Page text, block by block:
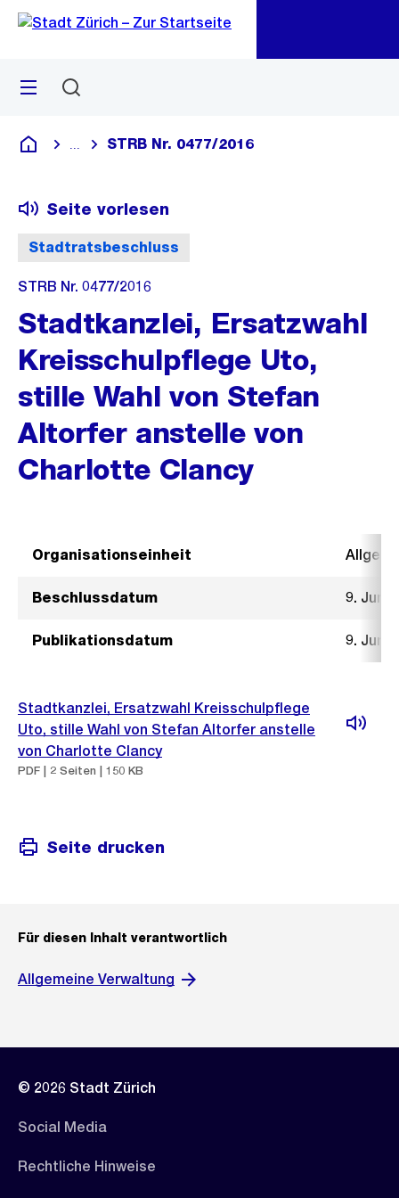
Navigation
Sprunglink
Menü
Deutsch
Blende alle Breadcrumbs ein
STRB Nr. 0477/2016
Stadtratsbeschluss
Seite vorlesen
STRB Nr. 0477/2016
Stadtkanzlei, Ersatzwahl
Kreisschulpflege Uto,
stille Wahl von Stefan
Altorfer anstelle von
Charlotte Clancy
Organisationseinheit
Beschlussdatum 9. Juni
Publikationsdatum 9. Juni
Stadtkanzlei, Ersatzwahl Kreisschulpflege
Uto, stille Wahl von Stefan Altorfer anstelle
von Charlotte Clancy
PDF | 2 Seiten | 150 KB
Seite drucken
Für diesen Inhalt verantwortlich
Allgemeine Verwaltung
© 2026 Stadt Zürich
Social Media
Rechtliche Hinweise